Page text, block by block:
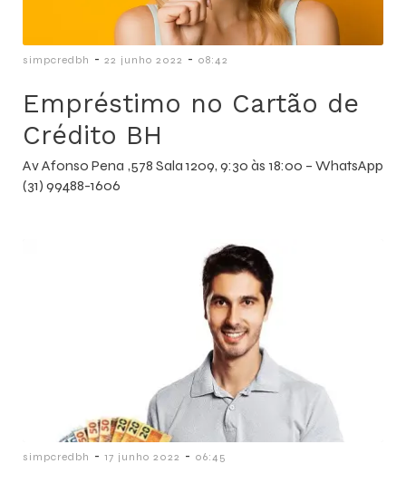
simpcredbh - 22 junho 2022 - 08:42
Empréstimo no Cartão de
Crédito BH
Av Afonso Pena ,578 Sala 1209, 9:30 às 18:00 – WhatsApp
(31) 99488-1606
simpcredbh - 17 junho 2022 - 06:45